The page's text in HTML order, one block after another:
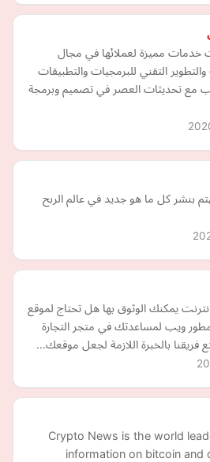
خدمات مميزة لعملائها في مجال
التقني للبرمجيات والتطبيقات
مع تحديثات العصر في تصميم وبرمجة
بنشر كل ما هو جديد في عالم الربح
يمكنك الوثوق بها هل تحتاج لموقع
ويب لمساعدتك في متجر التجارة
فريقنا بالخبرة اللازمة لجعل موقعك…
Crypto News is the world
information on bitcoin and